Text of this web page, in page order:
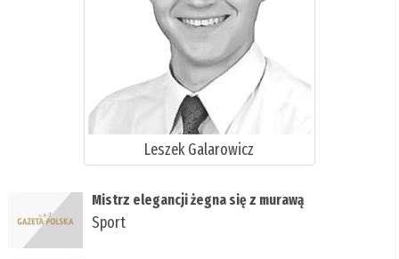
Leszek Galarowicz
Mistrz elegancji żegna się z murawą
Sport